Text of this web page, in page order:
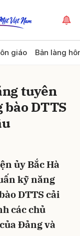
giáo Bản làng
tuyên
DTTS
ủy Bắc Hà
kỹ năng
DTTS cải
các chủ
Đảng và